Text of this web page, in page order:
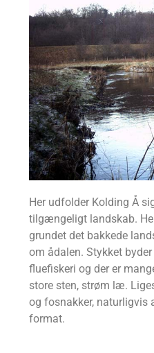
Her udfolder Kolding Å
tilgængeligt landskab.
grundet det bakkede
om ådalen. Stykket
fluefiskeri og der er
store sten, strøm læ.
og fosnakker, naturligvis
format.